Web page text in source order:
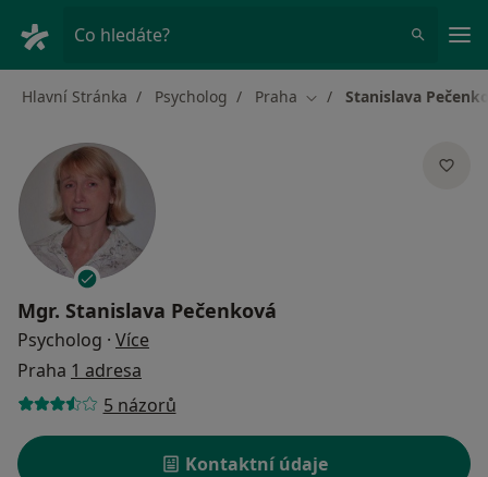
Co hledáte?
Hlavní Stránka Psycholog Praha Změna města
Stanislava
Mgr. Stanislava Pečenková
Psycholog · Více
Praha 1 adresa
5 názorů
Kontaktní údaje